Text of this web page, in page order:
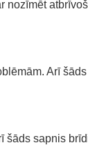
nozīmēt
Arī
šāds sapnis